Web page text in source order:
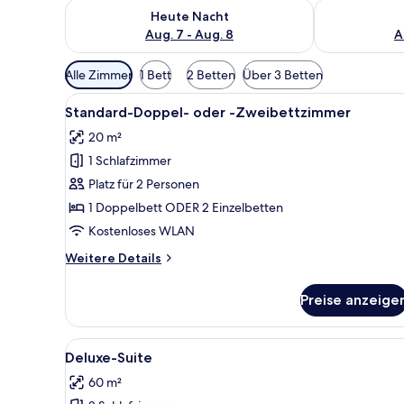
Heute Nacht
Aug. 7 - Aug. 8
Überprüfe die Verfügbarkeit für heute Nacht, Aug. 7
Überprüfe
Verfügbare
Filter
für
Zimmer
Alle Zimmer 1 Bett 2 Betten Über 3 Betten
Alle
Fotos
für
Standard-
Doppel-
oder
-
anzeigen
Ein Schlafzimmer mit einem
6
Standard-Doppel- oder -Zweibettzimmer
20 m²
1 Schlafzimmer
Platz für 2 Personen
1 Doppelbett ODER 2 Einzelbetten
Kostenloses WLAN
Weitere Details
Weitere
Doppel-
oder
-
Preise
Alle
Fotos
für
Ein Schlafzimmer mit einem
7
Deluxe-Suite
60 m²